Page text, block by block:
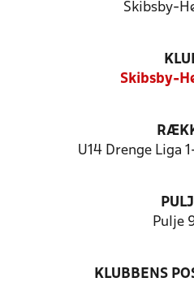
Skibsby-
Skibsby-
U14 Drenge Liga
Pulje
KLUBBENS